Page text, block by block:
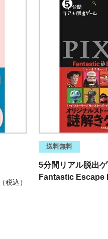
税込
送料無料
5分間リアル脱出
Fantastic Escape